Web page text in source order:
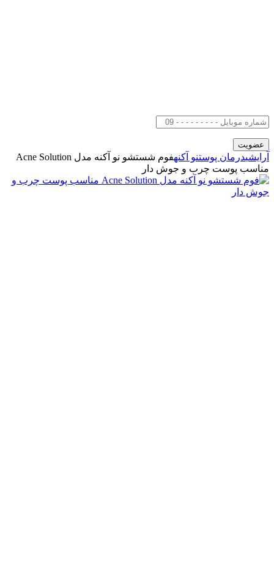
آرایشیدرمان پوستنو آکنه
فوم شستشو نو آکنه مدل Acne Solution
مناسب پوست چرب و جوش دار